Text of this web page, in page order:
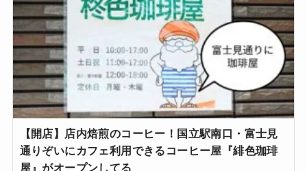
【開店】店内焙煎のコーヒー！国立駅南口・富士見
通りぞいにカフェ利用できるコーヒー屋『緋色珈琲
屋』がオープンしてる